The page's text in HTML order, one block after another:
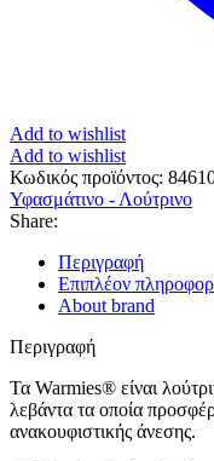
Add to wishlist
Add to wishlist
Κωδικός προϊόντος:
Υφασμάτινο - Λούτρινο
Share:
Περιγραφή
Επιπλέον
About brand
Περιγραφή
Τα Warmies® είναι
λεβάντα τα οποία
ανακουφιστικής άνεσης.